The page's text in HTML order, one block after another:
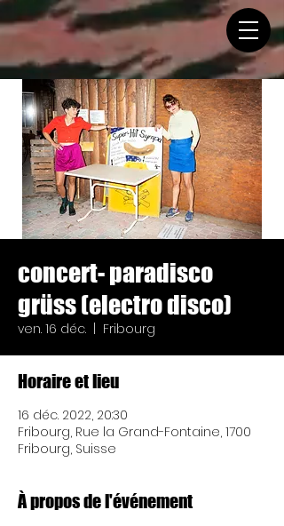
concert- paradisco
grüss (electro disco)
ven. 16 déc. Fribourg
Horaire et lieu
16 déc. 2022, 20:30
Fribourg, Rue la Grand-Fontaine, 1700
Fribourg, Suisse
À propos de l'événement